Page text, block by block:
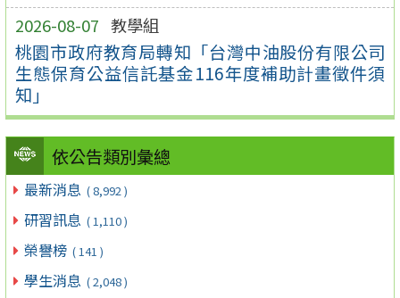
2026-08-07 教學組
桃園市政府教育局轉知「台灣中油股份有限公司
生態保育公益信託基金116年度補助計畫徵件須
知」
依公告類別彙總
最新消息 ( 8,992 )
研習訊息 ( 1,110 )
榮譽榜 ( 141 )
學生消息 ( 2,048 )